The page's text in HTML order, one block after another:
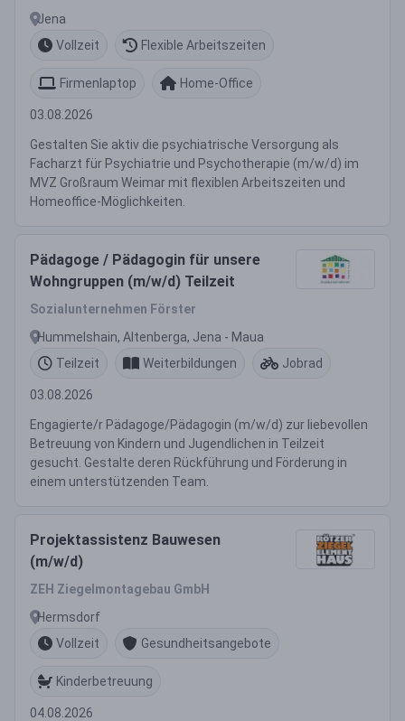
Jena
Vollzeit
Flexible Arbeitszeiten
Firmenlaptop Home-Office
03.08.2026
Gestalten Sie aktiv die psychiatrische Versorgung als
Facharzt für Psychiatrie und Psychotherapie (m/w/d) im
MVZ Großraum Weimar mit flexiblen Arbeitszeiten und
Homeoffice-Möglichkeiten.
Pädagoge / Pädagogin für unsere
Wohngruppen (m/w/d) Teilzeit
Sozialunternehmen Förster
Hummelshain, Altenberga, Jena - Maua
Teilzeit
Weiterbildungen Jobrad
03.08.2026
Engagierte/r Pädagoge/Pädagogin (m/w/d) zur liebevollen
Betreuung von Kindern und Jugendlichen in Teilzeit
gesucht. Gestalte deren Rückführung und Förderung in
einem unterstützenden Team.
Projektassistenz Bauwesen
(m/w/d)
ZEH Ziegelmontagebau GmbH
Hermsdorf
Vollzeit
Gesundheitsangebote
Kinderbetreuung
04.08.2026